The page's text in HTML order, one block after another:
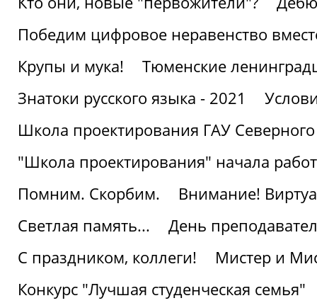
Победим цифровое неравенство
Крупы и мука!
Тюменские
Знатоки русского языка - 2021
Школа проектирования ГАУ
"Школа проектирования" начала
Помним. Скорбим.
Внимание!
Светлая память...
День
С праздником, коллеги!
Мистер и
Конкурс "Лучшая студенческая семья"